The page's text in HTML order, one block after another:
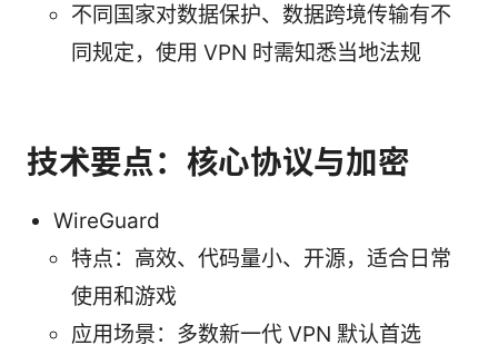
不同国家对数据保护、数据跨境传输有不
同规定，使用 VPN 时需知悉当地法规
技术要点：核心协议与加密
WireGuard
特点：高效、代码量小、开源，适合日常
使用和游戏
应用场景：多数新一代 VPN 默认首选